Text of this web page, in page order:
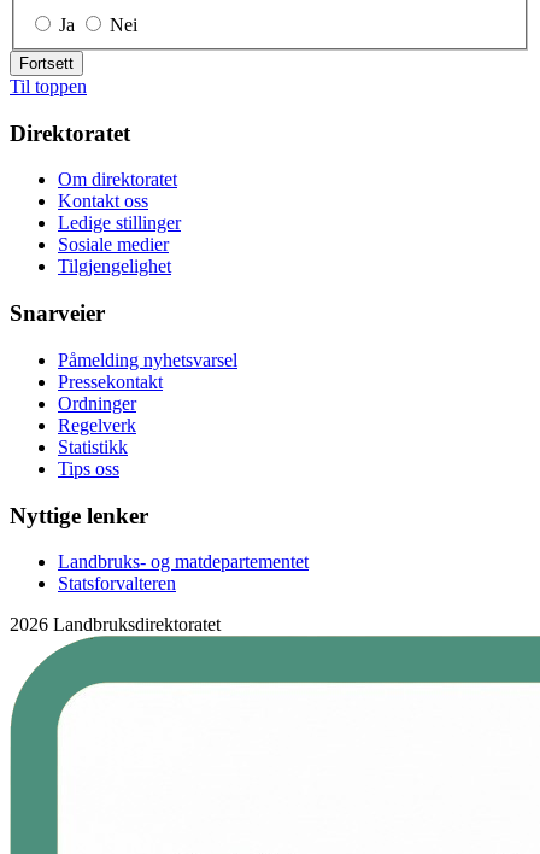
Ja
Nei
Fortsett
Til toppen
Direktoratet
Om direktoratet
Kontakt oss
Ledige stillinger
Sosiale medier
Tilgjengelighet
Snarveier
Påmelding nyhetsvarsel
Pressekontakt
Ordninger
Regelverk
Statistikk
Tips oss
Nyttige lenker
Landbruks- og matdepartementet
Statsforvalteren
2026 Landbruksdirektoratet